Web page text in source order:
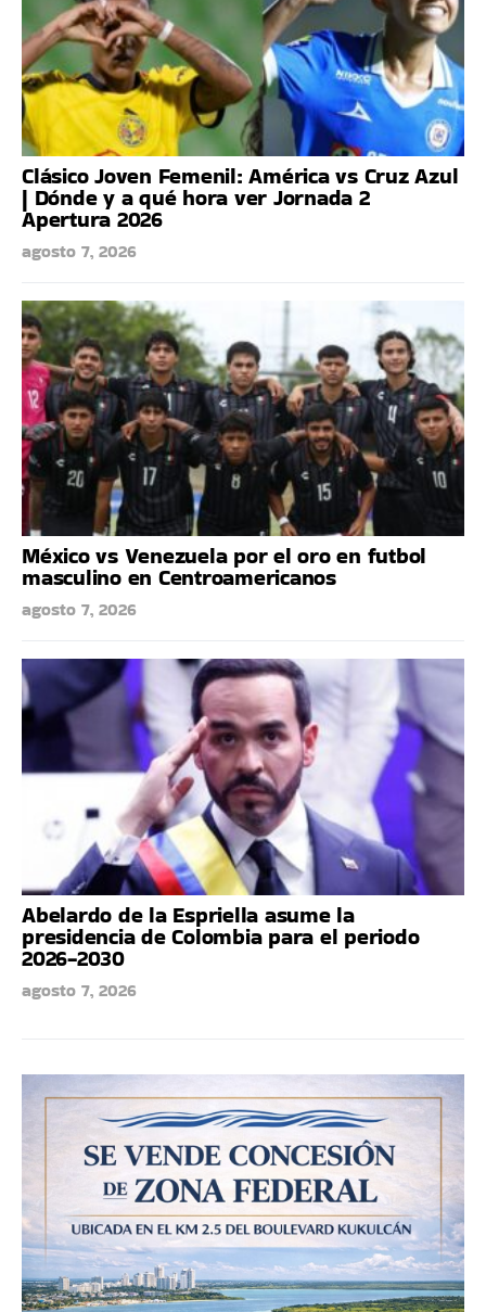
Clásico Joven Femenil: América vs Cruz Azul
| Dónde y a qué hora ver Jornada 2
Apertura 2026
agosto 7, 2026
México vs Venezuela por el oro en futbol
masculino en Centroamericanos
agosto 7, 2026
Abelardo de la Espriella asume la
presidencia de Colombia para el periodo
2026-2030
agosto 7, 2026